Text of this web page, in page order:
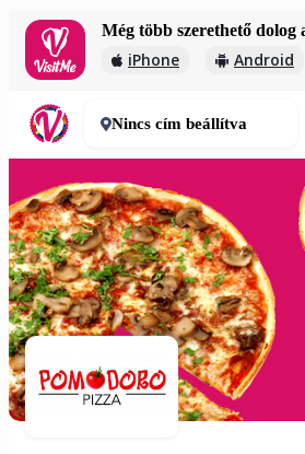
Még több szerethető dolog
iPhone Android
Pomodoro Pizza 🍕
1 800 Ft
30-60 perc
Nincs cím beállítva